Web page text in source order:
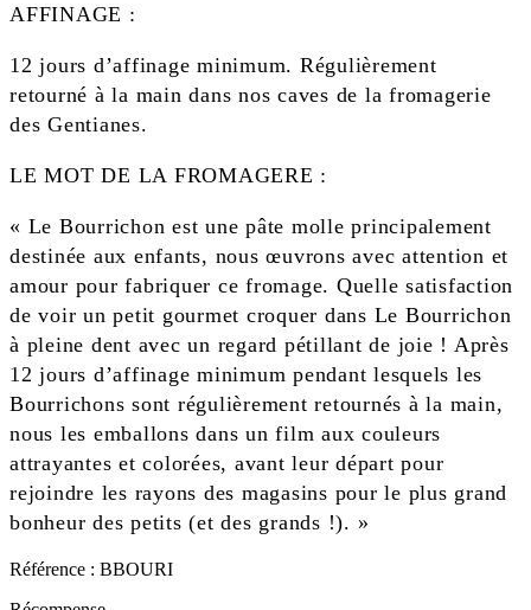
AFFINAGE :
12 jours d’affinage minimum. Régulièrement
retourné à la main dans nos caves de la fromagerie
des Gentianes.
LE MOT DE LA FROMAGERE :
« Le Bourrichon est une pâte molle principalement
destinée aux enfants, nous œuvrons avec attention et
amour pour fabriquer ce fromage. Quelle satisfaction
de voir un petit gourmet croquer dans Le Bourrichon
à pleine dent avec un regard pétillant de joie ! Après
12 jours d’affinage minimum pendant lesquels les
Bourrichons sont régulièrement retournés à la main,
nous les emballons dans un film aux couleurs
attrayantes et colorées, avant leur départ pour
rejoindre les rayons des magasins pour le plus grand
bonheur des petits (et des grands !). »
Référence : BBOURI